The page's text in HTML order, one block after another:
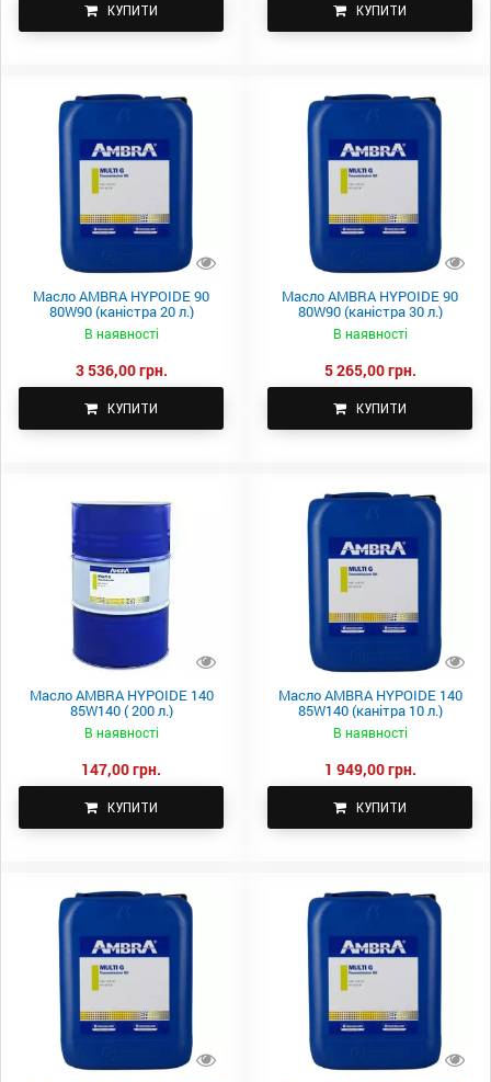
КУПИТИ КУПИТИ
Масло AMBRA HYPOIDE 90
80W90 (каністра 20 л.)
В наявності
3 536,00 грн.
КУПИТИ
Масло AMBRA HYPOIDE 90
80W90 (каністра 30 л.)
В наявності
5 265,00 грн.
КУПИТИ
Масло AMBRA HYPOIDE 140
85W140 ( 200 л.)
В наявності
147,00 грн.
КУПИТИ
Масло AMBRA HYPOIDE 140
85W140 (канітра 10 л.)
В наявності
1 949,00 грн.
КУПИТИ